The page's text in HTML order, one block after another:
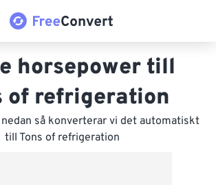
horsepower till
of refrigeration
så konverterar vi det automatiskt
till Tons of refrigeration